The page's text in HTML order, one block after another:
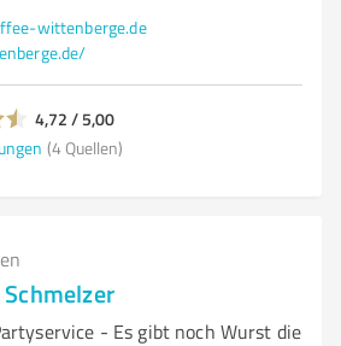
wittenberge.de
4,72 / 5,00
(4 Quellen)
- Es gibt noch Wurst die